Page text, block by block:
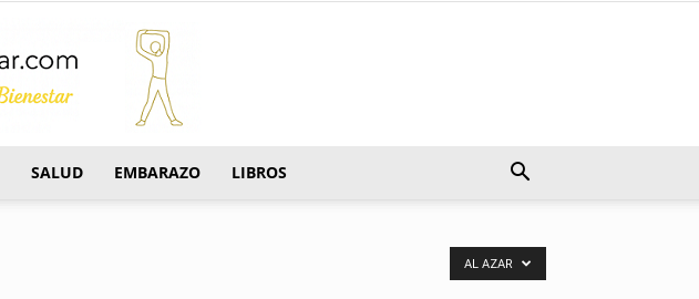
SALUD EMBARAZO LIBROS
AL AZAR